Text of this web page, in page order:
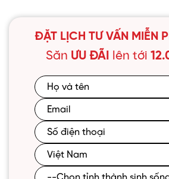
ĐẶT LỊCH TƯ VẤN MIỄN
Săn ƯU ĐÃI lên tới